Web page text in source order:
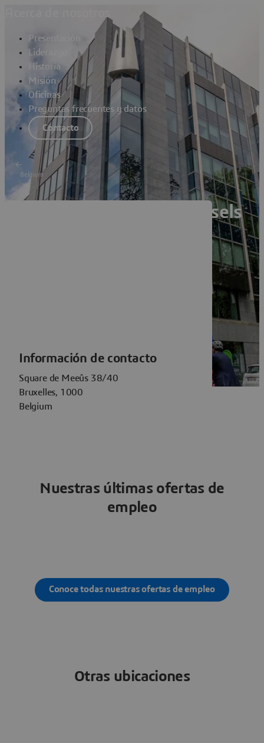
Presentación
Liderazgo
Historia
Misión
Oficinas
Preguntas frecuentes y datos
Contacto
Belgium
Dassault Systèmes Brussels
Información de contacto
Square de Meeûs 38/40
Bruxelles, 1000
Belgium
Nuestras últimas ofertas de
empleo
Conoce todas nuestras ofertas de empleo
Otras ubicaciones